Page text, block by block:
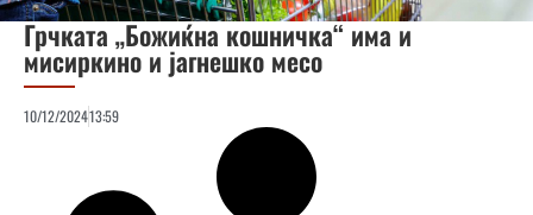
Грчката „Божиќна кошничка“ има и
мисиркино и јагнешко месо
10/12/202413:59